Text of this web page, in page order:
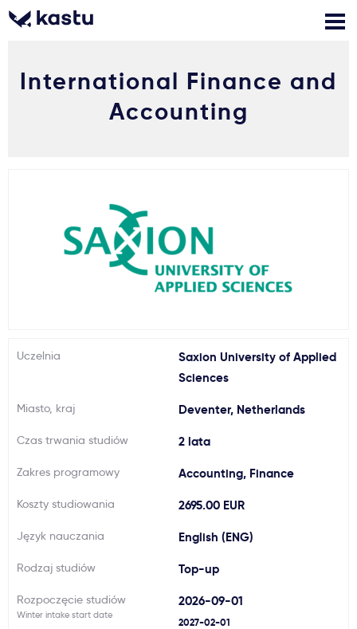
Formularz aplikacyjny
Zadzwoń Bezpłatne konsultacje Kontakt
Gdzie studiować?
Dlaczego Kastu?
International Finance and
Accounting
Uczelnia
Saxion University of Applied
Sciences
Miasto, kraj Deventer, Netherlands
Czas trwania studiów 2 lata
Zakres programowy Accounting, Finance
Koszty studiowania 2695.00 EUR
Język nauczania English (ENG)
Rodzaj studiów Top-up
Rozpoczęcie studiów
Winter intake start date
2026-09-01
2027-02-01